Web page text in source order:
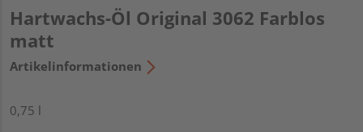
Hartwachs-Öl Original 3062 Farblos
matt
Artikelinformationen
0,75 l